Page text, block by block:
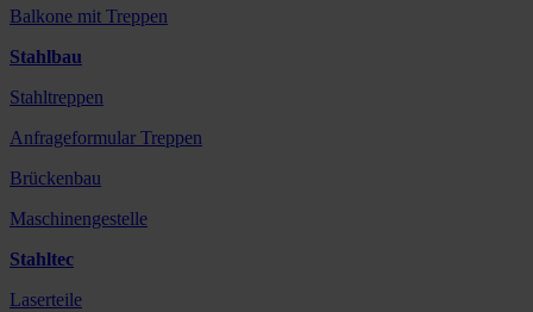
Balkone mit Treppen
Stahlbau
Stahltreppen
Anfrageformular Treppen
Brückenbau
Maschinengestelle
Stahltec
Laserteile